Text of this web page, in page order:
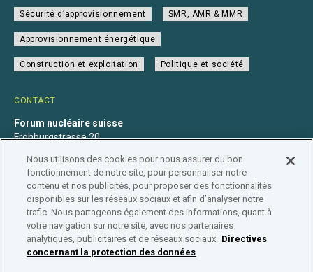
CONTACT
Forum nucléaire suisse
Frohburgstrasse 20
+41 31 560 36 50
info@nuklearforum.ch
Sécurité d’approvisionnement SMR, AMR & MMR
Approvisionnement énergétique
Construction et exploitation Politique et société
Déclaration de confidentialité Impressum Affiliation
Nous utilisons des cookies pour nous assurer du bon
fonctionnement de notre site, pour personnaliser notre
contenu et nos publicités, pour proposer des fonctionnalités
disponibles sur les réseaux sociaux et afin d’analyser notre
trafic. Nous partageons également des informations, quant à
votre navigation sur notre site, avec nos partenaires
analytiques, publicitaires et de réseaux sociaux. Directives
concernant la protection des données